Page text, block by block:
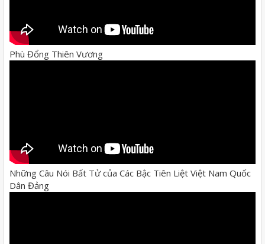
Phù Đổng Thiên Vương
Những Câu Nói Bất Tử của Các Bậc Tiên Liệt Việt Nam Quốc
Dân Đảng